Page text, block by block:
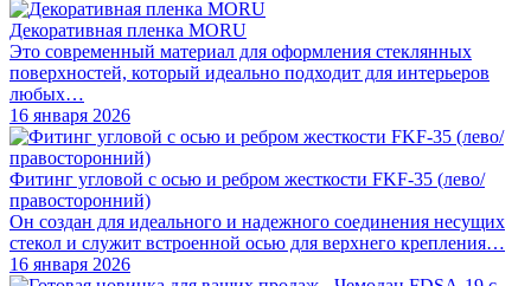
Декоративная пленка MORU
Это современный материал для оформления стеклянных
поверхностей, который идеально подходит для интерьеров
любых…
16 января 2026
Фитинг угловой с осью и ребром жесткости FKF-35 (лево/
правосторонний)
Он создан для идеального и надежного соединения несущих
стекол и служит встроенной осью для верхнего крепления…
16 января 2026